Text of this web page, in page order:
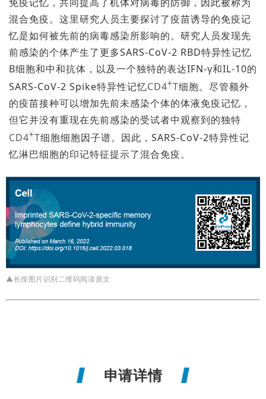
混合免疫。这里研究人员主要探讨了疫苗诱导的免疫记
忆是如何被先前的病毒感染所影响的。研究人员发现先
前感染的个体产生了更多SARS-CoV-2 RBD特异性记忆
B细胞和中和抗体，以及一个独特的表达IFN-γ和IL-10的
SARS-CoV-2 Spike特异性记忆CD4+T细胞。尽管额外
的疫苗接种可以增加先前未感染个体的体液免疫记忆，
但它并没有重现在先前感染的受试者中观察到的独特
CD4+T细胞细胞因子谱。因此，SARS-CoV-2特异性记
忆淋巴细胞的印记特征提示了混合免疫。
▲长按图片识别二维码阅读原文
申请详情